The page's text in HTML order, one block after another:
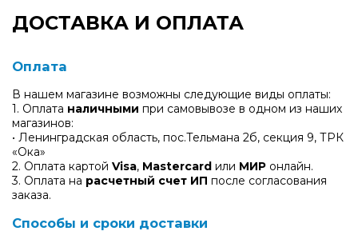
ДОСТАВКА И ОПЛАТА
Оплата
В нашем магазине возможны следующие виды оплаты:
1. Оплата наличными при самовывозе в одном из наших
магазинов:
• Ленинградская область, пос.Тельмана 2б, секция 9, ТРК
«Ока»
2. Оплата картой Visa, Mastercard или МИР онлайн.
3. Оплата на расчетный счет ИП после согласования
заказа.
Способы и сроки доставки